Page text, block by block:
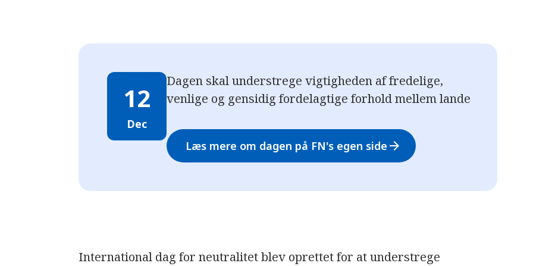
12
Dec
Dagen skal understrege vigtigheden af fredelige,
venlige og gensidig fordelagtige forhold mellem lande
Læs mere om dagen på FN's egen side arrow_forward
International dag for neutralitet blev oprettet for at understrege